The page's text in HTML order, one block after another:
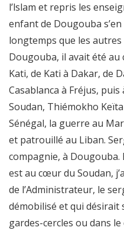
l’lslam et repris les
enfant de Dougouba
longtemps que les
Dougouba, il avait été au
Kati, de Kati à Dakar, de
Casablanca à Fréjus,
Soudan, Thiémokho
Sénégal, la guerre au
et patrouillé au Liban.
compagnie, à Dougouba.
est au cœur du Soudan,
de l’Administrateur, le
démobilisé et qui désirait
gardes-cercles ou dans